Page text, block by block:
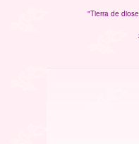
"Tierra de